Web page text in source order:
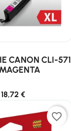
CANON CLI-571
18,72 €
favorite_border